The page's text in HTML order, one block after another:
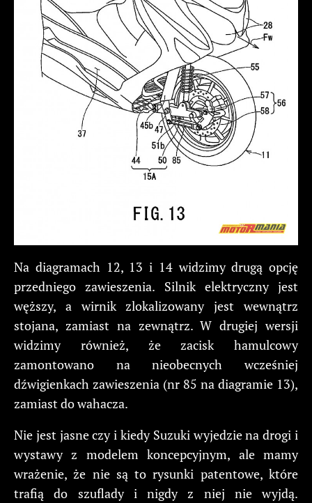
Na diagramach 12, 13 i 14 widzimy drugą opcję
przedniego zawieszenia. Silnik elektryczny jest
węższy, a wirnik zlokalizowany jest wewnątrz
stojana, zamiast na zewnątrz. W drugiej wersji
widzimy również, że zacisk hamulcowy
zamontowano na nieobecnych wcześniej
dźwigienkach zawieszenia (nr 85 na diagramie 13),
zamiast do wahacza.
Nie jest jasne czy i kiedy Suzuki wyjedzie na drogi i
wystawy z modelem koncepcyjnym, ale mamy
wrażenie, że nie są to rysunki patentowe, które
trafią do szuflady i nigdy z niej nie wyjdą.